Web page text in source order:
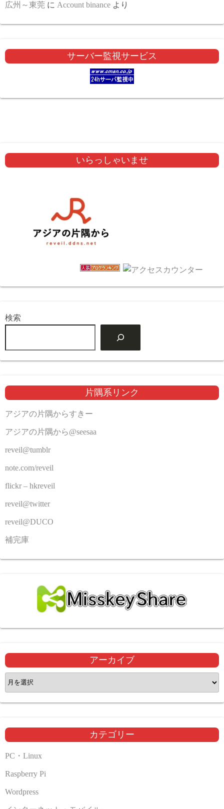
広州～東莞 に Account binance より
サーバー監視サービス
いらっしゃいませ
検索
片隅系リンク
アジアの片隅からすきー
アジアの片隅から@seesaa
reveil@tumblr
note.com/reveil
flickr – hkreveil
reveil@twitter
reveil@DUCO
補完庫
アーカイブ
ア
ー
カ
ブ
カテゴリー
PC・Linux
Raspberry Pi
Wordpress